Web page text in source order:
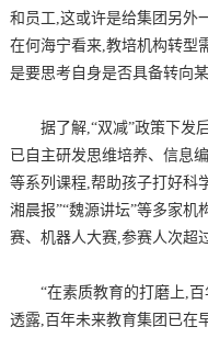
和员工,这或许是给集团另外
在何海宁看来,教培机构转型
是要思考自身是否具备转向
据了解,“双减”政策下发
已自主研发思维培养、信息
等系列课程,帮助孩子打好科
湘晨报”“魏源讲坛”等多家
赛、机器人大赛,参赛人次超
“在素质教育的打磨上,
透露,百年未来教育集团已在